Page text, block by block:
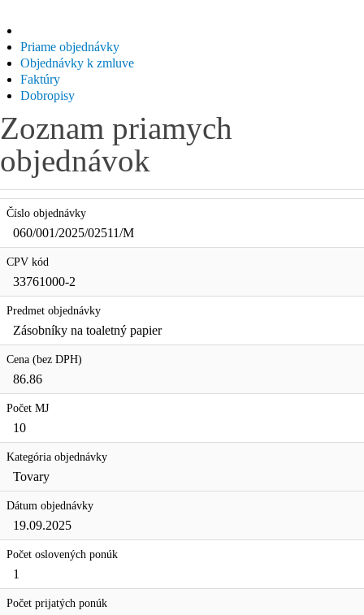
Priame objednávky
Objednávky k zmluve
Faktúry
Dobropisy
Zoznam priamych
objednávok
Číslo objednávky
060/001/2025/02511/M
CPV kód
33761000-2
Predmet objednávky
Zásobníky na toaletný papier
Cena (bez DPH)
86.86
Počet MJ
10
Kategória objednávky
Tovary
Dátum objednávky
19.09.2025
Počet oslovených ponúk
1
Počet prijatých ponúk